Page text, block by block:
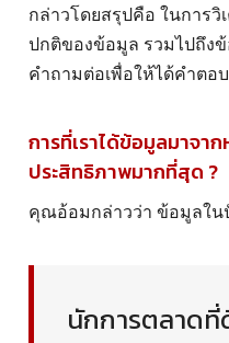
กล่าวโดยสรุปคือ ในการ
ปกติของข้อมูล รวมไปถึงข้
คำถามต่อเพื่อให้ได้คำตอ
การที่เราได้ข้อมูลมาจา
ประสิทธิภาพมากที่สุด ?
คุณอ้อมกล่าวว่า ข้อมูลใน
นักการตลาด